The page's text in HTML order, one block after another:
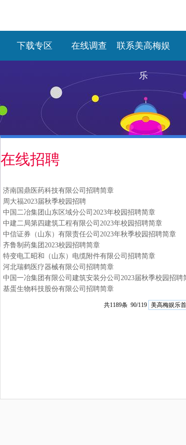
下载专区 在线调查 联系美高梅娱
乐
在线招聘
济南国鼎医药科技有限公司招聘简章
周大福2023届秋季校园招聘
中国二冶集团山东区域分公司2023年校园招聘简章
中建二局第四建筑工程有限公司2023年校园招聘简章
中信证券（山东）有限责任公司2023年秋季校园招聘简章
齐鲁制药集团2023校园招聘简章
特变电工昭和（山东）电缆附件有限公司招聘简章
河北瑞鹤医疗器械有限公司招聘简章
中国一冶集团有限公司建筑安装分公司2023届秋季校园招聘
基蛋生物科技股份有限公司招聘简章
共1189条 90/119 美高梅娱乐